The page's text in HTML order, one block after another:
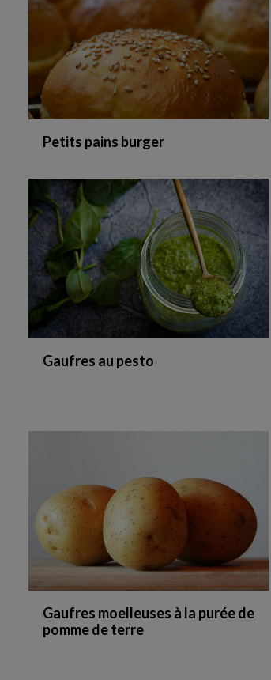
Petits pains burger
Gaufres au pesto
Gaufres moelleuses à la purée de
pomme de terre